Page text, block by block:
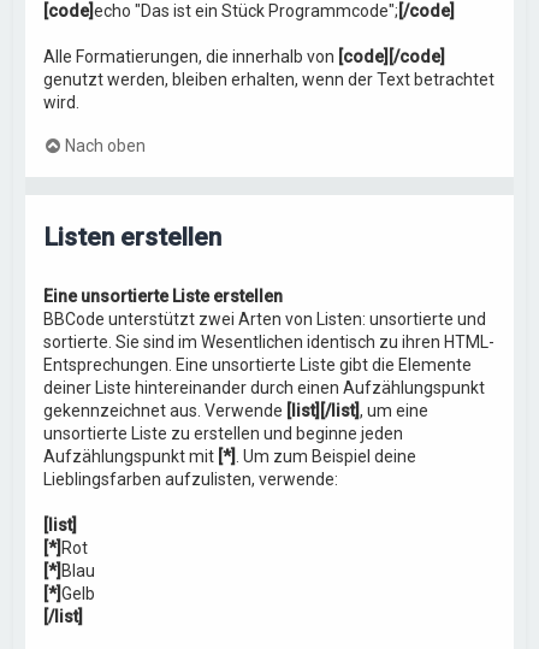
[code]echo "Das ist ein Stück Programmcode"; [/code]
Alle Formatierungen, die innerhalb von [code][/code]
genutzt werden, bleiben erhalten, wenn der Text betrachtet
wird.
Nach oben
Listen erstellen
Eine unsortierte Liste erstellen
BBCode unterstützt zwei Arten von Listen: unsortierte und
sortierte. Sie sind im Wesentlichen identisch zu ihren HTML-
Entsprechungen. Eine unsortierte Liste gibt die Elemente
deiner Liste hintereinander durch einen Aufzählungspunkt
gekennzeichnet aus. Verwende [list][/list], um eine
unsortierte Liste zu erstellen und beginne jeden
Aufzählungspunkt mit [*] . Um zum Beispiel deine
Lieblingsfarben aufzulisten, verwende:
[list]
[*] Rot
[*] Blau
[*]Gelb
[/list]